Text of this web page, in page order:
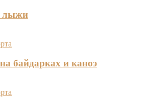
лыжи
байдарках и каноэ